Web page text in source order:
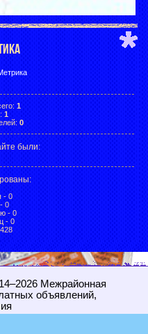
1
1
0
были:
:
- 0
0
- 0
- 0
Межрайонная
объявлений,